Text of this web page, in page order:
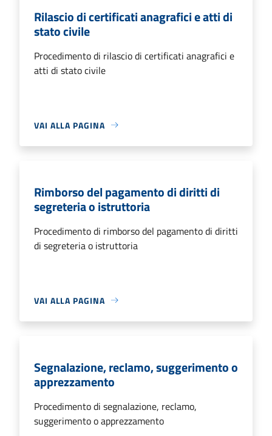
Rilascio di certificati anagrafici e atti di
stato civile
Procedimento di rilascio di certificati anagrafici e
atti di stato civile
VAI ALLA PAGINA
Rimborso del pagamento di diritti di
segreteria o istruttoria
Procedimento di rimborso del pagamento di diritti
di segreteria o istruttoria
VAI ALLA PAGINA
Segnalazione, reclamo, suggerimento o
apprezzamento
Procedimento di segnalazione, reclamo,
suggerimento o apprezzamento